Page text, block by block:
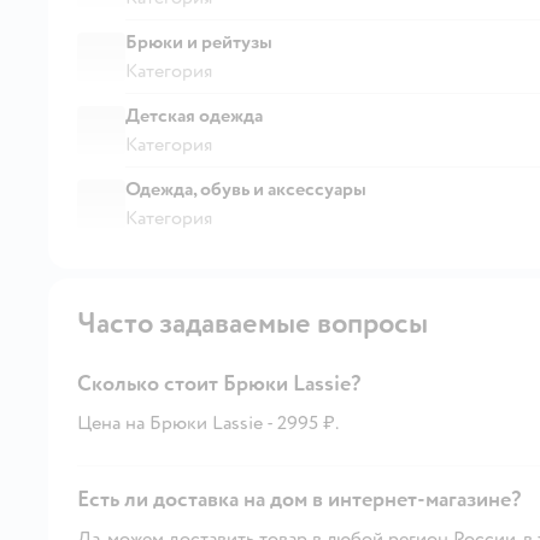
Брюки и рейтузы
Категория
Детская одежда
Категория
Одежда, обувь и аксессуары
Категория
Часто задаваемые вопросы
Сколько стоит Брюки Lassie?
Цена на Брюки Lassie - 2995 ₽.
Есть ли доставка на дом в интернет-магазине?